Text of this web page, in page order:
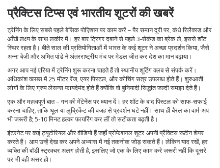
प्रैक्टिस टिप्स एवं भारतीय शूटरों की खबरें
ट्रेनिंग के लिए सबसे पहले बेसिक पोज़िशन पर काम करें – पैर समान दूरी पर, कंधे रिलैक्स्ड और
आँखें लक्ष्य के साथ लकीर में। हर बार ट्रिगर दबाने से पहले 3‑सेकंड का ब्रेक ले, इससे शॉट
स्थिर रहता है। बीते साल की प्रतियोगिताओं में भारत के कई शूटर ने अच्छा प्रदर्शन किया, जैसे
अन्ना बेज़ी और अमित पांडे ने अंतरराष्ट्रीय मंच पर मेडल जीत कर देश का मान बढ़ाया।
अगर आप नई एरिया में ट्रेनिंग शुरू करना चाहते हैं तो स्थानीय शूटिंग क्लब से संपर्क करें।
अधिकांश क्लब्स में 25 मीटर रेंज, एयर पिस्टल, और कोचिंग सत्र उपलब्ध होते हैं। शुरुआती
लोगों के लिए ग्रुप लेसन्स फायदेमंद होते हैं क्योंकि वो बुनियादी सिद्धांत जल्दी समझा देते हैं।
एक और महत्वपूर्ण बात – गन की मेंटेनेंस पर ध्यान दें। हर शॉट के बाद पिस्टल को साफ‑सफाई
करना चाहिए, ताकि धूल या लुब्रिकेंट की वजह से प्रदर्शन घटे नहीं। साथ ही बैरल का वार्म‑अप
भी जरूरी है; 5‑10 मिनट हल्का फायरिंग कर लीं तो सटीकता बढ़ती है।
इंटरनेट पर कई ट्यूटोरियल और वीडियो हैं जहाँ प्रोफेशनल शूटर अपनी प्रैक्टिस रूटीन शेयर
करते हैं। आप उन्हें देख कर अपने अभ्यास में नई तकनीक जोड़ सकते हैं। लेकिन याद रखें, हर
व्यक्ति की बॉडी स्ट्रक्चर अलग होती है, इसलिए जो एक के लिए काम करे ज़रूरी नहीं कि दूसरे
पर भी वही असर हो।